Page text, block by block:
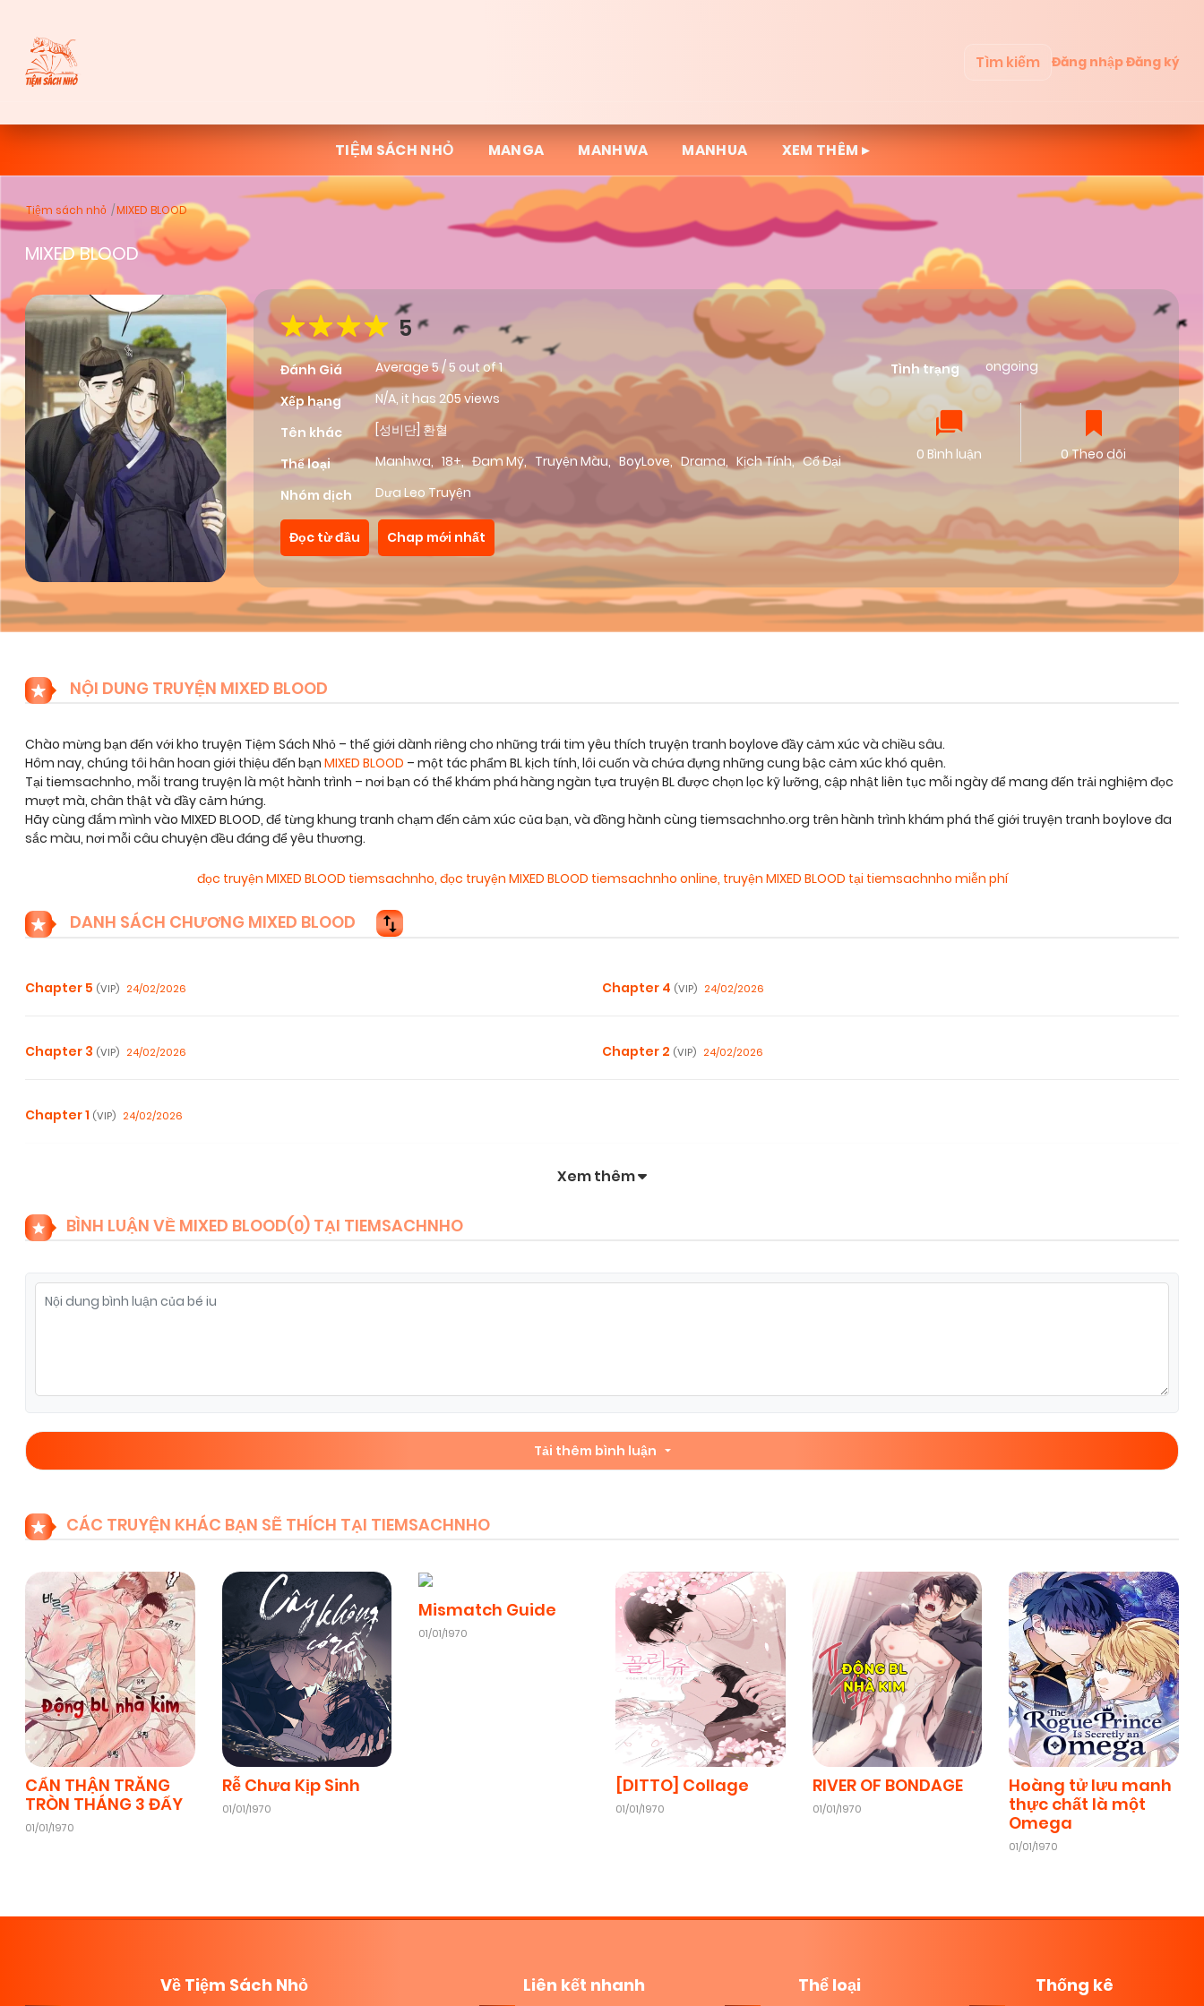
Tìm kiếm Đăng nhậpĐăng ký
TIỆM SÁCH NHỎ MANGA MANHWA MANHUA XEM THÊM ▸
Tiệm sách nhỏ MIXED BLOOD
MIXED BLOOD
5
Đánh Giá Average5/5 out of1
Xếp hạng
N/A, it has 205 views
Tên khác
[성비단] 환혈
Thể loại
Manhwa, 18+, Đam Mỹ, Truyện Màu, BoyLove, Drama, Kịch Tính, Cổ Đại
Nhóm dịch
Dưa Leo Truyện
Tình trạng ongoing
0 Bình luận 0 Theo dõi
Đọc từ đầu Chap mới nhất
NỘI DUNG TRUYỆN MIXED BLOOD
Chào mừng bạn đến với kho truyện Tiệm Sách Nhỏ – thế giới dành riêng cho những trái tim yêu thích truyện tranh boylove đầy cảm xúc và chiều sâu.
Hôm nay, chúng tôi hân hoan giới thiệu đến bạn MIXED BLOOD – một tác phẩm BL kịch tính, lôi cuốn và chứa đựng những cung bậc cảm xúc khó quên.
Tại tiemsachnho, mỗi trang truyện là một hành trình – nơi bạn có thể khám phá hàng ngàn tựa truyện BL được chọn lọc kỹ lưỡng, cập nhật liên tục mỗi ngày để mang đến trải nghiệm đọc
mượt mà, chân thật và đầy cảm hứng.
Hãy cùng đắm mình vào MIXED BLOOD, để từng khung tranh chạm đến cảm xúc của bạn, và đồng hành cùng tiemsachnho.org trên hành trình khám phá thế giới truyện tranh boylove đa
sắc màu, nơi mỗi câu chuyện đều đáng để yêu thương.
đọc truyện MIXED BLOOD tiemsachnho, đọc truyện MIXED BLOOD tiemsachnho online, truyện MIXED BLOOD tại tiemsachnho miễn phí
DANH SÁCH CHƯƠNG MIXED BLOOD
Chapter 5 (VIP) 24/02/2026 Chapter 4 (VIP) 24/02/2026
Chapter 3 (VIP) 24/02/2026 Chapter 2 (VIP) 24/02/2026
Chapter 1 (VIP) 24/02/2026
Xem thêm
BÌNH LUẬN VỀ MIXED BLOOD(0) TẠI TIEMSACHNHO
Tải thêm bình luận
CÁC TRUYỆN KHÁC BẠN SẼ THÍCH TẠI TIEMSACHNHO
CẨN THẬN TRĂNG
TRÒN THÁNG 3 ĐẤY
01/01/1970
Rễ Chưa Kịp Sinh
01/01/1970
Mismatch Guide
01/01/1970
[DITTO] Collage
01/01/1970
RIVER OF BONDAGE
01/01/1970
Hoàng tử lưu manh
thực chất là một
Omega
01/01/1970
Về Tiệm Sách Nhỏ Liên kết nhanh Thể loại Thống kê